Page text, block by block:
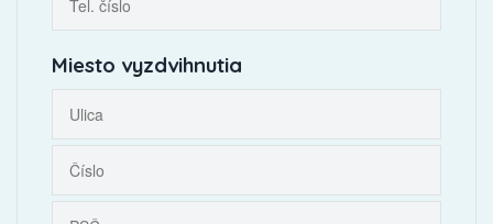
Miesto vyzdvihnutia